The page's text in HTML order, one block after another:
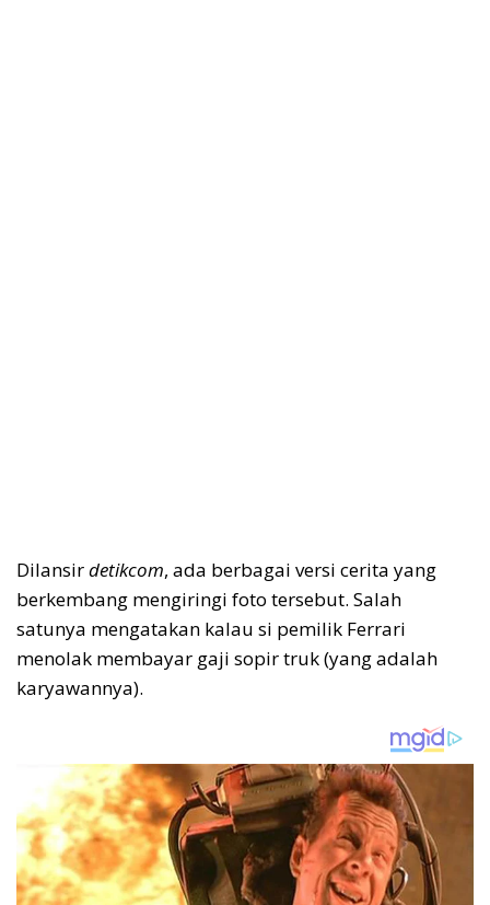
Dilansirdetikcom, ada berbagai versi cerita yang
berkembang mengiringi foto tersebut. Salah
satunya mengatakan kalau si pemilik Ferrari
menolak membayar gaji sopir truk (yang adalah
karyawannya).